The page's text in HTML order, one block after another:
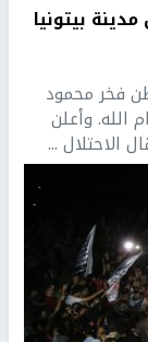
قرط 53 عاماً من مدينة بيتونيا
فخر محمود
رام الله. وأعلن
الاحتلال ...